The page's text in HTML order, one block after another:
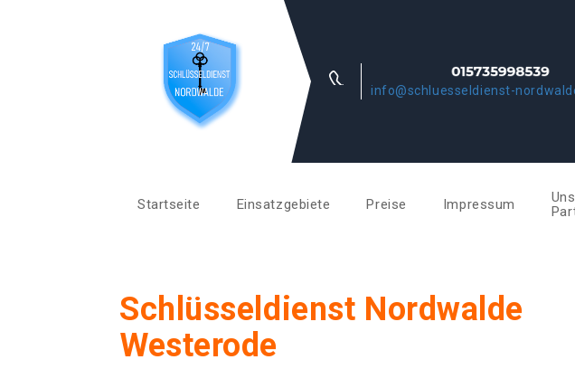
info@schluesseldienst-
Startseite Einsatzgebiete Preise Impressum
Schlüsseldienst Nordwalde
Westerode